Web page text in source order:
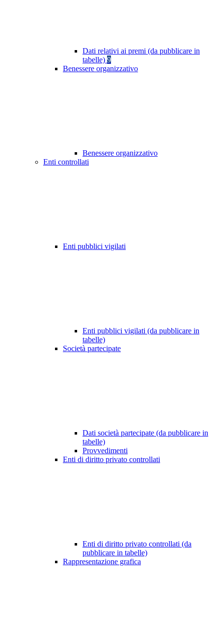
Dati relativi ai premi (da pubblicare in
tabelle) 9
Benessere organizzativo
Benessere organizzativo
Enti controllati
Enti pubblici vigilati
Enti pubblici vigilati (da pubblicare in
tabelle)
Società partecipate
Dati società partecipate (da pubblicare in
tabelle)
Provvedimenti
Enti di diritto privato controllati
Enti di diritto privato controllati (da
pubblicare in tabelle)
Rappresentazione grafica